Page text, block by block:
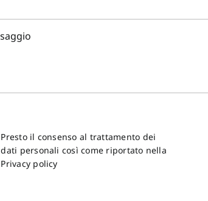
Presto il consenso al trattamento dei
dati personali così come riportato nella
Privacy policy